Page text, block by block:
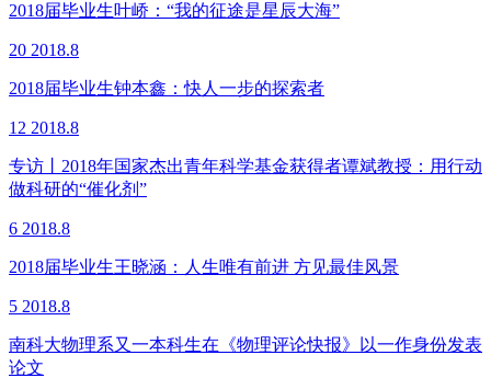
2018届毕业生叶峤：“我的征途是星辰大海”
20 2018.8
2018届毕业生钟本鑫：快人一步的探索者
12 2018.8
专访丨2018年国家杰出青年科学基金获得者谭斌教授：用行动
做科研的“催化剂”
6 2018.8
2018届毕业生王晓涵：人生唯有前进 方见最佳风景
5 2018.8
南科大物理系又一本科生在《物理评论快报》以一作身份发表
论文